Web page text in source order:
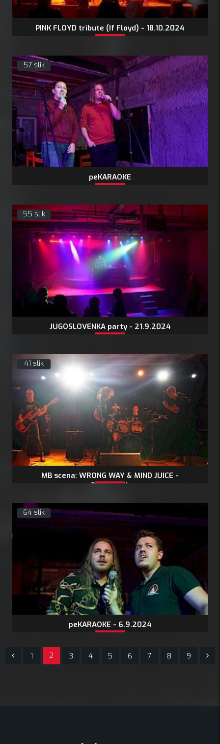
PINK FLOYD tribute (If Floyd) - 18.10.2024
57 slik
peKARAOKE
55 slik
JUGOSLOVENKA party - 21.9.2024
41 slik
MB scena: WRONG WAY & MIND JUICE -
20.9.2024
64 slik
peKARAOKE - 6.9.2024
1 2 3 4 5 6 7 8 9